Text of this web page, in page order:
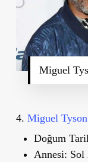
Miguel
4. Miguel Tyson
Doğum
Annesi: Sol